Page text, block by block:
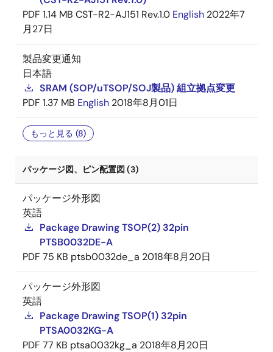
PDF 1.14 MB CST-R2-AJ151 Rev.1.0 English 2022年7
月27日
製品変更通知
日本語
SRAM (SOP/uTSOP/SOJ製品) 組立拠点変更
PDF 1.37 MB English 2018年8月01日
もっと見る (8)
パッケージ図、ピン配置図 (3)
パッケージ外形図
英語
Package Drawing TSOP(2) 32pin
PTSB0032DE-A
PDF 75 KB ptsb0032de_a 2018年8月20日
パッケージ外形図
英語
Package Drawing TSOP(1) 32pin
PTSA0032KG-A
PDF 77 KB ptsa0032kg_a 2018年8月20日